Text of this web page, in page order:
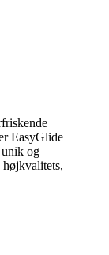
EasyGlide
unik og
højkvalitets,